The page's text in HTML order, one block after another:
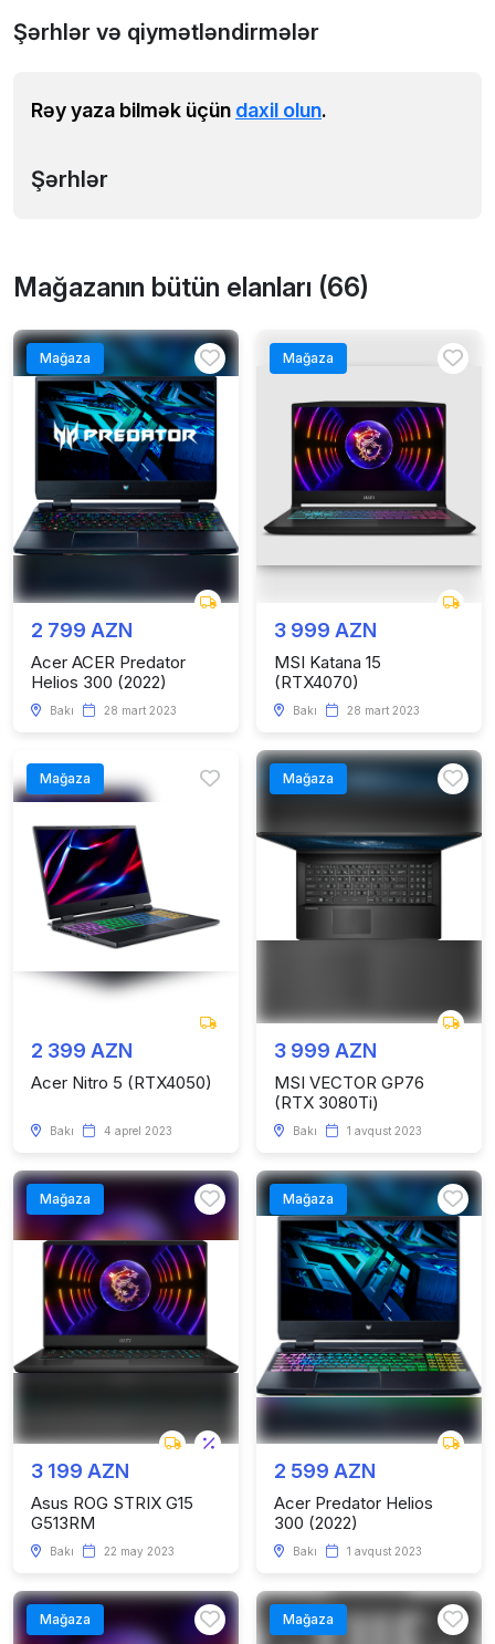
Şərhlər və qiymətləndirmələr
Rəy yaza bilmək üçün daxil olun.
Şərhlər
Mağazanın bütün elanları (66)
Mağaza
2 799 AZN
Acer ACER Predator
Helios 300 (2022)
Bakı 28 mart 2023
Mağaza
3 999 AZN
MSI Katana 15
(RTX4070)
Bakı 28 mart 2023
Mağaza
2 399 AZN
Acer Nitro 5 (RTX4050)
Bakı 4 aprel 2023
Mağaza
3 999 AZN
MSI VECTOR GP76
(RTX 3080Ti)
Bakı 1 avqust 2023
Mağaza
3 199 AZN
Asus ROG STRIX G15
G513RM
Bakı 22 may 2023
Mağaza
2 599 AZN
Acer Predator Helios
300 (2022)
Bakı 1 avqust 2023
Mağaza Mağaza